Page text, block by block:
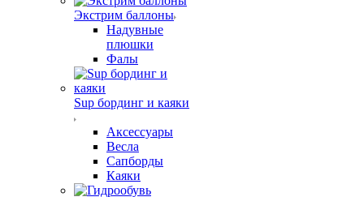
Экстрим баллоны
Надувные
плюшки
Фалы
Sup бординг и каяки
Аксессуары
Весла
Сапборды
Каяки